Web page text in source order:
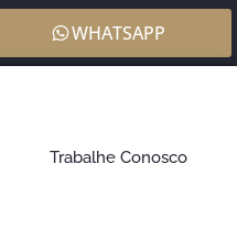
WHATSAPP
Trabalhe Conosco